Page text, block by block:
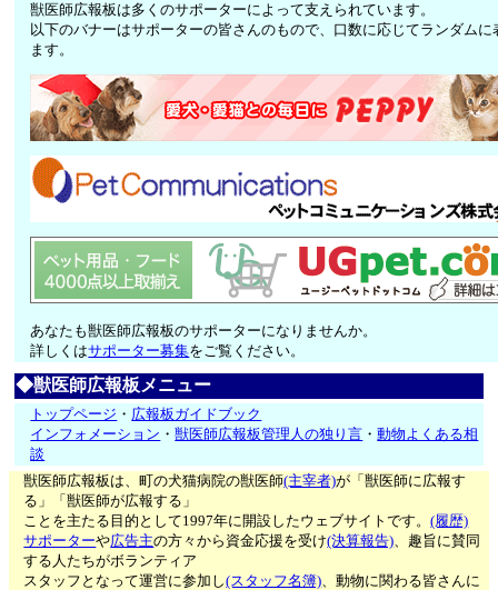
獣医師広報板は多くのサポーターによって支えられています。
以下のバナーはサポーターの皆さんのもので、口数に応じてランダムに
ます。
あなたも獣医師広報板のサポーターになりませんか。
詳しくはサポーター募集をご覧ください。
◆獣医師広報板メニュー
トップページ ・ 広報板ガイドブック
インフォメーション ・獣医師広報板管理人の独り言 ・動物よくある相
談
獣医師広報板は、町の犬猫病院の獣医師(主宰者)が「獣医師に広報す
る」「獣医師が広報する」
ことを主たる目的として1997年に開設したウェブサイトです。(履歴)
サポーターや広告主の方々から資金応援を受け(決算報告)、趣旨に賛同
する人たちがボランティア
スタッフとなって運営に参加し(スタッフ名簿)、動物に関わる皆さんに